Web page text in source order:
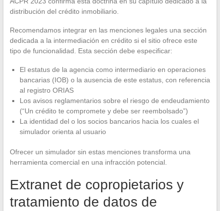
distribución del crédito inmobiliario.
Recomendamos integrar en las menciones legales una sección
dedicada a la intermediación en crédito si el sitio ofrece este
tipo de funcionalidad. Esta sección debe especificar:
El estatus de la agencia como intermediario en operaciones
bancarias (IOB) o la ausencia de este estatus, con referencia
al registro ORIAS
Los avisos reglamentarios sobre el riesgo de endeudamiento
(“Un crédito te compromete y debe ser reembolsado”)
La identidad del o los socios bancarios hacia los cuales el
simulador orienta al usuario
Ofrecer un simulador sin estas menciones transforma una
herramienta comercial en una infracción potencial.
Extranet de copropietarios y
tratamiento de datos de